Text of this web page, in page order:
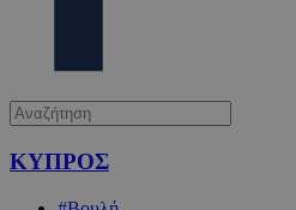
ΚΥΠΡΟΣ